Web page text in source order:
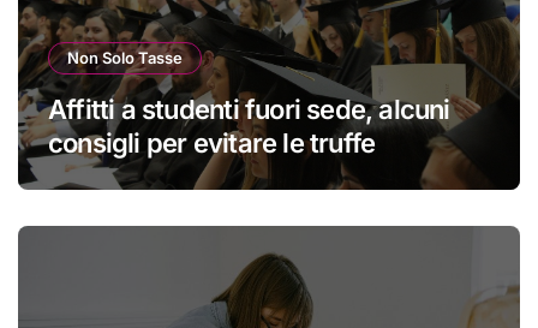
Non Solo Tasse
Affitti a studenti fuori sede, alcuni
consigli per evitare le truffe